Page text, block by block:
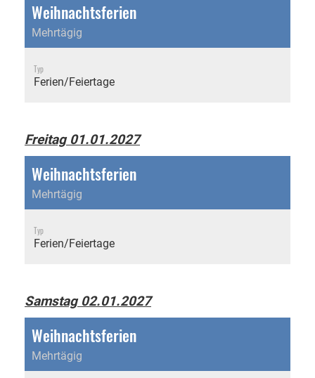
Weihnachtsferien
Mehrtägig
Typ
Ferien/Feiertage
Freitag 01.01.2027
Weihnachtsferien
Mehrtägig
Typ
Ferien/Feiertage
Samstag 02.01.2027
Weihnachtsferien
Mehrtägig